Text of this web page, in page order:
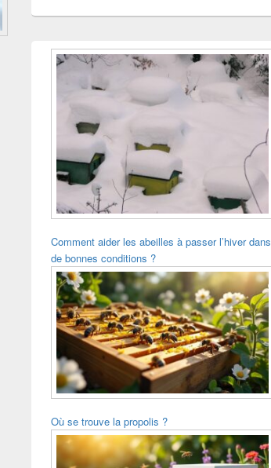
Comment aider les abeilles à passer l’hiver dans
de bonnes conditions ?
Où se trouve la propolis ?